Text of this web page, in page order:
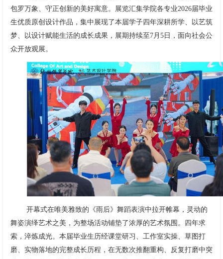
包罗万象、守正创新的美好寓意。展览汇集学院各专业2026届毕业
生优质原创设计作品，集中展现了本届学子四年深耕所学、以艺筑
梦、以设计赋能生活的成长成果，展期持续至7月5日，面向社会公
众开放观展。
开幕式在唯美雅致的《雨后》舞蹈表演中拉开帷幕，灵动的
舞姿演绎艺术之美，为整场活动铺垫了浓厚的艺术氛围。四年求
索，淬炼成光。本届毕业生历经课堂研习、工作室实操、草图打
磨、实物落地的完整成长历程，在无数次推翻重构、反复打磨中突